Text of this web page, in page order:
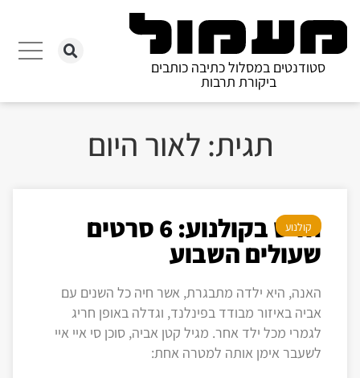
סטודנטים במסלול כתיבה כותבים
ביקורת תרבות
תגית: לאור היום
קולנוע חדש בקולנוע: 6 סרטים
שעולים השבוע
האנה, היא ילדה מתבגרת, אשר חיה כל השנים עם
אביה באיזור מבודד בפינלנד, וגדלה באופן חריג
לגמרי מכל ילד אחר. מגיל קטן אביה, סוכן סי איי איי
לשעבר אימן אותה למטרה אחת: